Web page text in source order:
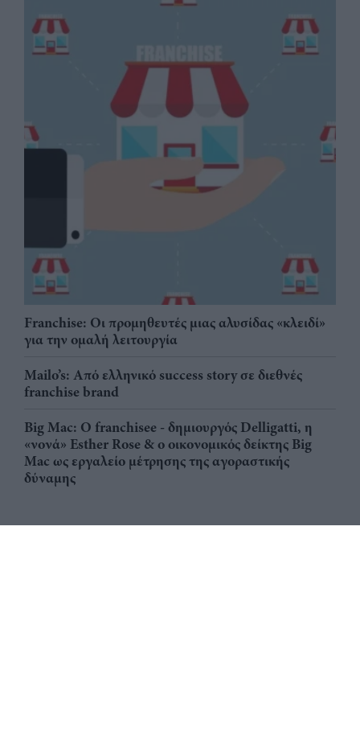
Franchise: Οι προμηθευτές μιας αλυσίδας «κλειδί»
για την ομαλή λειτουργία
Mailo’s: Από ελληνικό success story σε διεθνές
franchise brand
Big Mac: Ο franchisee - δημιουργός Delligatti, η
«νονά» Esther Rose & ο οικονομικός δείκτης Big
Mac ως εργαλείο μέτρησης της αγοραστικής
δύναμης